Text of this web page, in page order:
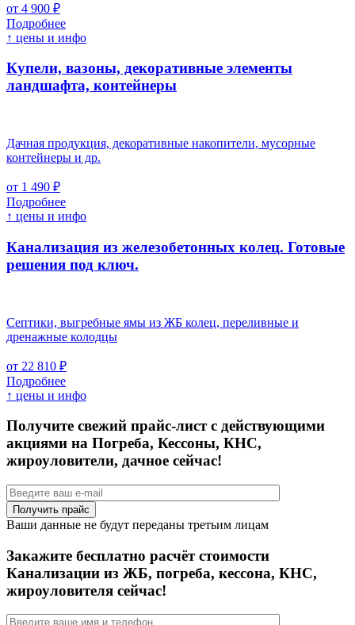
от 4 900 ₽
Подробнее
↑ цены и инфо
Купели, вазоны, декоративные элементы
ландшафта, контейнеры
Дачная продукция, декоративные накопители, мусорные
контейнеры и др.
от 1 490 ₽
Подробнее
↑ цены и инфо
Канализация из железобетонных колец. Готовые
решения под ключ.
Септики, выгребные ямы из ЖБ колец, переливные и
дренажные колодцы
от 22 810 ₽
Подробнее
↑ цены и инфо
Получите свежий прайс-лист с действующими
акциями на Погреба, Кессоны, КНС,
жироуловители, дачное сейчас!
Ваши данные не будут переданы третьим лицам
Закажите бесплатно расчёт стоимости
Канализации из ЖБ, погреба, кессона, КНС,
жироуловителя сейчас!